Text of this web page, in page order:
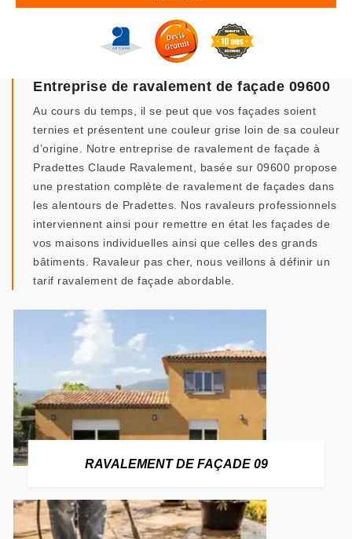
Entreprise de ravalement de façade 09600
Au cours du temps, il se peut que vos façades soient
ternies et présentent une couleur grise loin de sa couleur
d’origine. Notre entreprise de ravalement de façade à
Pradettes Claude Ravalement, basée sur 09600 propose
une prestation complète de ravalement de façades dans
les alentours de Pradettes. Nos ravaleurs professionnels
interviennent ainsi pour remettre en état les façades de
vos maisons individuelles ainsi que celles des grands
bâtiments. Ravaleur pas cher, nous veillons à définir un
tarif ravalement de façade abordable.
RAVALEMENT DE FAÇADE 09